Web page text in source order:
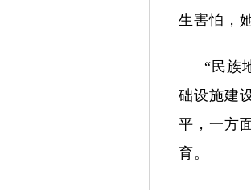
生害怕，
“民族
础设施建
平，一方
育。